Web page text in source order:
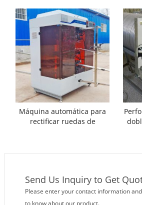
Máquina automática para
rectificar ruedas de
Send Us Inquiry to Get
Please enter your contact information